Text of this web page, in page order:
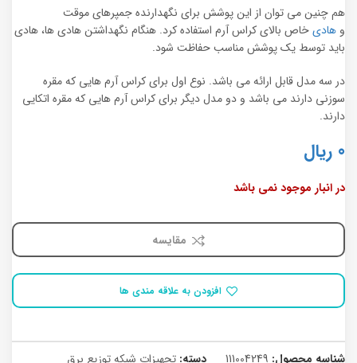
هم چنین می توان از این پوشش برای نگهدارنده جمپرهای موقت
و هادیخاص بالای کراس آرم استفاده کرد. هنگام نگهداشتن هادی ها، هادی
باید توسط یک پوشش مناسب حفاظت شود.
در سه مدل قابل ارائه می باشد. نوع اول برای کراس آرم هایی که مقره
سوزنی دارند می باشد و دو مدل دیگر برای کراس آرم هایی که مقره اتکایی
دارند.
0 ریال
در انبار موجود نمی باشد
مقایسه
افزودن به علاقه مندی ها
شناسه محصول: 111004249 دسته: تجهیزات شبکه توزیع برق